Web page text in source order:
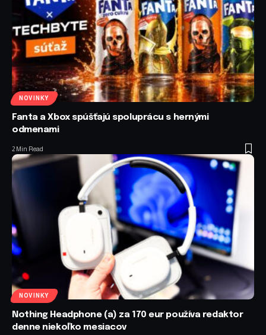
NOVINKY
Fanta a Xbox spúšťajú spoluprácu s hernými
odmenami
2 Min Read
NOVINKY
Nothing Headphone (a) za 170 eur používa redaktor
denne niekoľko mesiacov